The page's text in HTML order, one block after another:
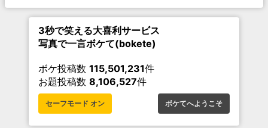
3秒で笑える大喜利サービス
写真で一言ボケて(bokete)
ボケ投稿数 115,501,231件
お題投稿数 8,106,527件
セーフモード オン ボケてへようこそ